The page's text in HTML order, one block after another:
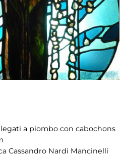
a piombo con cabochons
Cassandro Nardi Mancinelli